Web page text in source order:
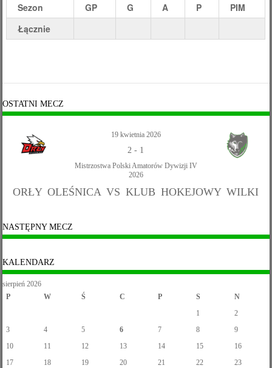
Sezon GP G A P
PIM
Łącznie
OSTATNI MECZ
19 kwietnia 2026
2 - 1
Mistrzostwa Polski Amatorów Dywizji IV
2026
ORŁY OLEŚNICA VS KLUB HOKEJOWY WILKI
NASTĘPNY MECZ
KALENDARZ
sierpień 2026
P
W Ś C P S N
1
2
3
4 5 6 7 8
9
10
11 12 13 14 15
16
17
18 19 20 21 22
23